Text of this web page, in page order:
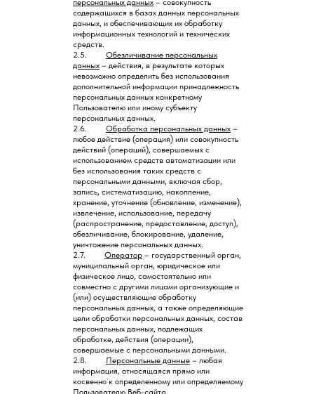
персональных данных – совокупность
содержащихся в базах данных персональных
данных, и обеспечивающих их обработку
информационных технологий и технических
средств.
2.5. Обезличивание персональных
данных – действия, в результате которых
невозможно определить без использования
дополнительной информации принадлежность
персональных данных конкретному
Пользователю или иному субъекту
персональных данных.
2.6. Обработка персональных данных –
любое действие (операция) или совокупность
действий (операций), совершаемых с
использованием средств автоматизации или
без использования таких средств с
персональными данными, включая сбор,
запись, систематизацию, накопление,
хранение, уточнение (обновление, изменение),
извлечение, использование, передачу
(распространение, предоставление, доступ),
обезличивание, блокирование, удаление,
уничтожение персональных данных.
2.7. Оператор – государственный орган,
муниципальный орган, юридическое или
физическое лицо, самостоятельно или
совместно с другими лицами организующие и
(или) осуществляющие обработку
персональных данных, а также определяющие
цели обработки персональных данных, состав
персональных данных, подлежащих
обработке, действия (операции),
совершаемые с персональными данными.
2.8. Персональные данные – любая
информация, относящаяся прямо или
косвенно к определенному или определяемому
Пользователю Веб-сайта.